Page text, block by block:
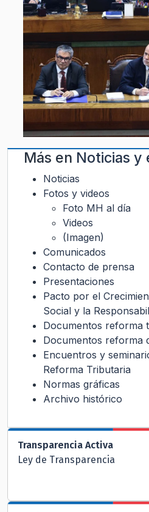
Más en Noticias y
Noticias
Fotos y videos
Foto MH al día
Videos
(Imagen)
Comunicados
Contacto de prensa
Presentaciones
Pacto por el
Social y la
Documentos reforma
Documentos reforma
Encuentros y
Reforma Tributaria
Normas gráficas
Archivo histórico
Transparencia Activa
Ley de Transparencia